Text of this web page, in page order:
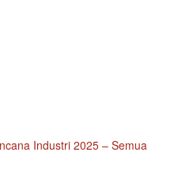
Industri 2025 – Semua